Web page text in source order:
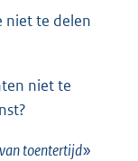
niet te delen
niet te
toentertijd»